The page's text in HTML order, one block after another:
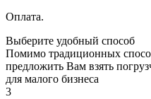
Оплата.
Выберите удобный способ
Помимо традиционных
предложить Вам взять
для малого бизнеса
3